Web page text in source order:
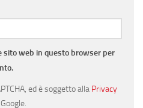
sito web in questo browser per
ed è soggetto alla Privacy